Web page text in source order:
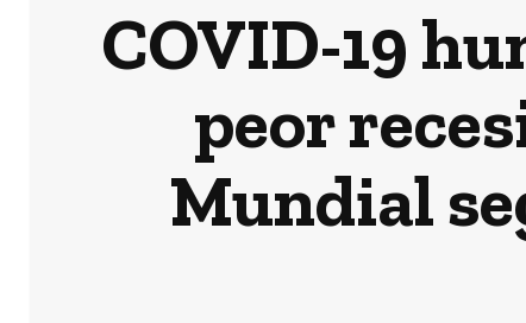
COVID-19
peor
Mundial